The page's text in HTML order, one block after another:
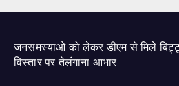
जनसमस्याओ को लेकर डीएम से मिले
विस्तार पर तेलंगाना आभार